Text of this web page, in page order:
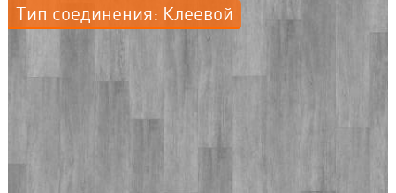
Тип соединения: Клеевой